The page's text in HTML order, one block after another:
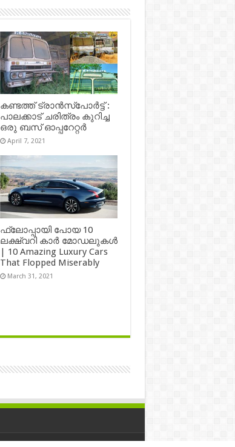
കണ്ടത്ത് ട്രാൻസ്‌പോർട്ട് :
പാലക്കാട് ചരിത്രം കുറിച്ച
ഒരു ബസ് ഓപ്പറേറ്റർ
April 7, 2021
ഫ്ലോപ്പായി പോയ 10
ലക്ഷ്വറി കാർ മോഡലുകൾ
| 10 Amazing Luxury Cars
That Flopped Miserably
March 31, 2021